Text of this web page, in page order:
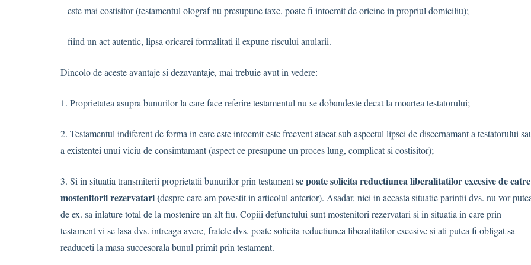
– este mai costisitor (testamentul olograf nu presupune taxe, poate fi intocmit de oricine in propriul domiciliu);
– fiind un act autentic, lipsa oricarei formalitati il expune riscului anularii.
Dincolo de aceste avantaje si dezavantaje, mai trebuie avut in vedere:
1. Proprietatea asupra bunurilor la care face referire testamentul nu se dobandeste decat la moartea testatorului;
2. Testamentul indiferent de forma in care este intocmit este frecvent atacat sub aspectul lipsei de discernamant a testatorului
a existentei unui viciu de consimtamant (aspect ce presupune un proces lung, complicat si costisitor);
3. Si in situatia transmiterii proprietatii bunurilor prin testamentse poate solicita reductiunea liberalitatilor excesive de catre
mostenitorii rezervatari (despre care am povestit in articolul anterior). Asadar, nici in aceasta situatie parintii dvs. nu vor
de ex. sa inlature total de la mostenire un alt fiu. Copiii defunctului sunt mostenitori rezervatari si in situatia in care prin
testament vi se lasa dvs. intreaga avere, fratele dvs. poate solicita reductiunea liberalitatilor excesive si ati putea fi obligat sa
readuceti la masa succesorala bunul primit prin testament.